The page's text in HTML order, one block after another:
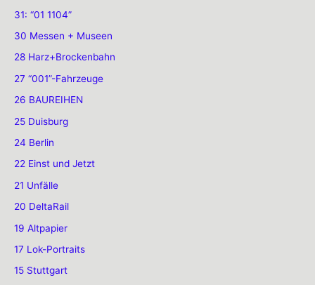
31: “01 1104”
30 Messen + Museen
28 Harz+Brockenbahn
27 “001”-Fahrzeuge
26 BAUREIHEN
25 Duisburg
24 Berlin
22 Einst und Jetzt
21 Unfälle
20 DeltaRail
19 Altpapier
17 Lok-Portraits
15 Stuttgart